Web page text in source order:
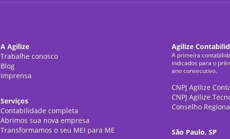
A Agilize
Trabalhe conosco
Blog
Imprensa
Serviços
Contabilidade completa
Abrimos sua nova empresa
Transformamos o seu MEI para ME
Agilize
A primeira
indicados para o
ano consecutivo.
CNPJ Agilize
CNPJ Agilize
Conselho
São Paulo, SP